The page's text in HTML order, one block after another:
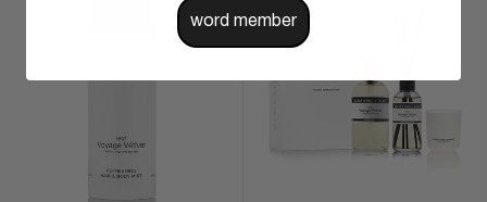
word member